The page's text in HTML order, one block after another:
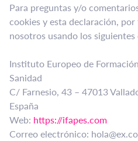
Para preguntas y/o
cookies y esta declaración,
nosotros usando los
Instituto Europeo de
Sanidad
C/ Farnesio, 43 – 47013
España
Web: https://ifapes.com
Correo electrónico: hola@